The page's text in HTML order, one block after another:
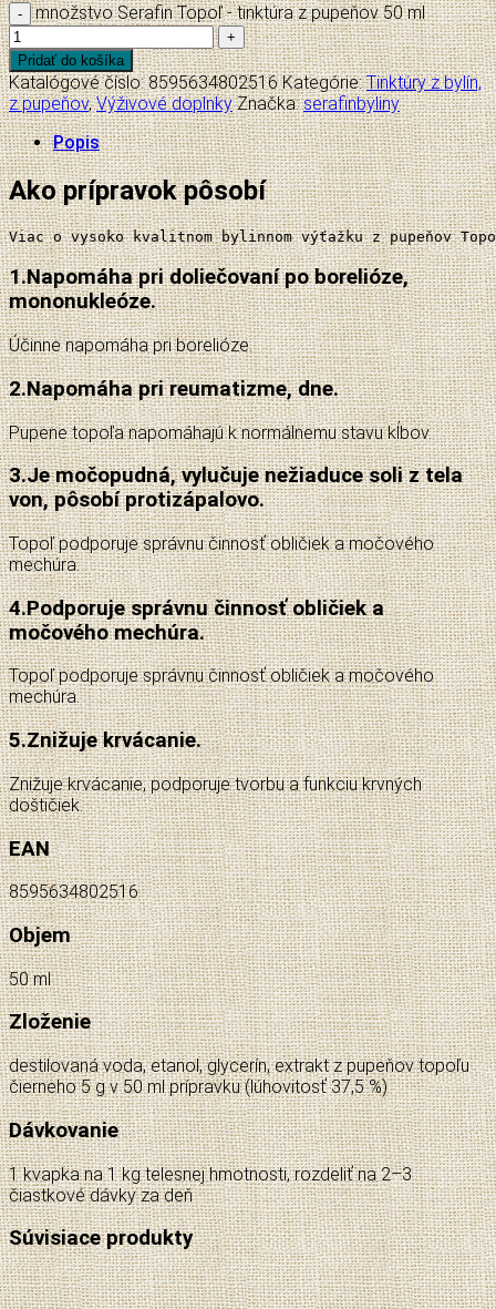
množstvo Serafin Topoľ - tinktúra z pupeňov 50 ml
Pridať do košíka
Katalógové číslo:8595634802516 Kategórie:Tinktúry z bylín,
z pupeňov,Výživové doplnky Značka:serafinbyliny
Popis
Ako prípravok pôsobí
Viac o vysoko kvalitnom bylinnom výťažku z pupeňov
1.Napomáha pri doliečovaní po borelióze,
mononukleóze.
Účinne napomáha pri borelióze.
2.Napomáha pri reumatizme, dne.
Pupene topoľa napomáhajú k normálnemu stavu kĺbov.
3.Je močopudná, vylučuje nežiaduce soli z tela
von, pôsobí protizápalovo.
Topoľ podporuje správnu činnosť obličiek a močového
mechúra.
4.Podporuje správnu činnosť obličiek a
močového mechúra.
Topoľ podporuje správnu činnosť obličiek a močového
mechúra.
5.Znižuje krvácanie.
Znižuje krvácanie, podporuje tvorbu a funkciu krvných
doštičiek.
EAN
8595634802516
Objem
50 ml
Zloženie
destilovaná voda, etanol, glycerín, extrakt z pupeňov topoľu
čierneho 5 g v 50 ml prípravku (lúhovitosť 37,5 %)
Dávkovanie
1 kvapka na 1 kg telesnej hmotnosti, rozdeliť na 2–3
čiastkové dávky za deň
Súvisiace produkty